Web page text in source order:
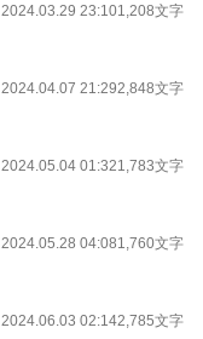
2024.03.29 23:101,208文字
2024.04.07 21:292,848文字
2024.05.04 01:321,783文字
2024.05.28 04:081,760文字
2024.06.03 02:142,785文字